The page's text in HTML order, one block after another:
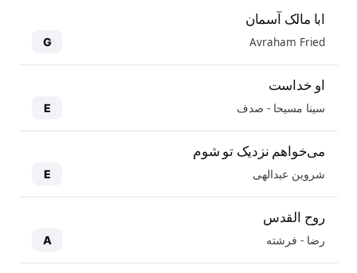
ابا مالک آسمان
Avraham Fried
G
او خداست
سینا مسیحا - صدف E
می‌خواهم نزدیک تو شوم
شروین عبدالهی E
روح القدس
رضا - فرشته A